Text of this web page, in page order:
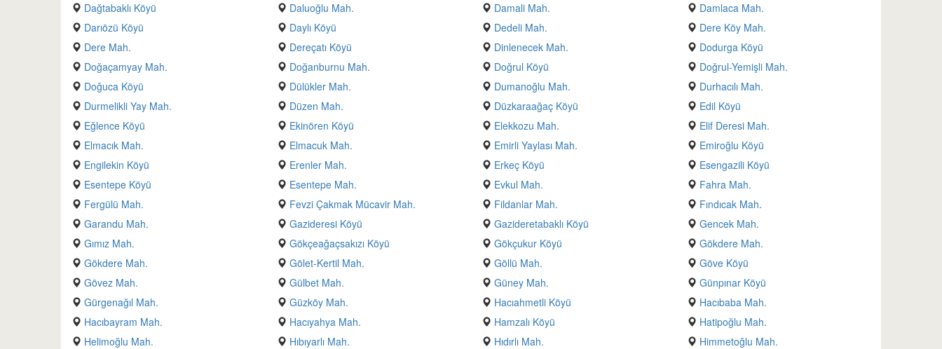
Dağtabaklı Köyü
Daluoğlu Mah. Damali Mah.
Damlaca Mah.
Darıözü Köyü
Daylı Köyü Dedeli Mah.
Dere Köy Mah.
Dere Mah.
Dereçatı Köyü Dinlenecek Mah.
Dodurga Köyü
Doğaçamyay Mah.
Doğanburnu Mah. Doğrul Köyü
Doğrul-Yemişli Mah.
Doğuca Köyü
Dülükler Mah. Dumanoğlu Mah.
Durhacılı Mah.
Durmelikli Yay Mah.
Düzen Mah. Düzkaraağaç Köyü
Edil Köyü
Eğlence Köyü
Ekinören Köyü Elekkozu Mah.
Elif Deresi Mah.
Elmacık Mah.
Elmacuk Mah. Emirli Yaylası Mah.
Emiroğlu Köyü
Engilekin Köyü
Erenler Mah. Erkeç Köyü
Esengazili Köyü
Esentepe Köyü
Esentepe Mah. Evkul Mah.
Fahra Mah.
Fergülü Mah.
Fevzi Çakmak Mücavir Mah. Fildanlar Mah.
Fındıcak Mah.
Garandu Mah.
Gazideresi Köyü Gazideretabaklı Köyü
Gencek Mah.
Gımız Mah.
Gökçeağaçsakızı Köyü Gökçukur Köyü
Gökdere Mah.
Gökdere Mah.
Gölet-Kertil Mah. Göllü Mah.
Göve Köyü
Gövez Mah.
Gülbet Mah. Güney Mah.
Günpınar Köyü
Gürgenağıl Mah.
Güzköy Mah. Hacıahmetli Köyü
Hacıbaba Mah.
Hacıbayram Mah.
Hacıyahya Mah. Hamzalı Köyü
Hatipoğlu Mah.
Helimoğlu Mah.
Hıbıyarlı Mah. Hıdırlı Mah.
Himmetoğlu Mah.